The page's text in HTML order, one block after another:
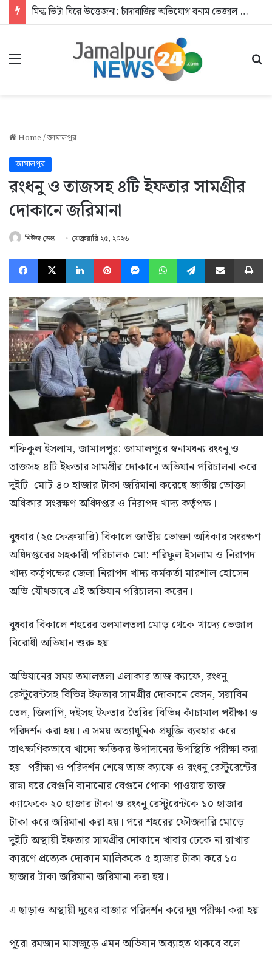
মিল্ক ভিটা ঘিরে উত্তেজনা: চাঁদাবাজির অভিযোগ বনাম ভেজাল দুধের জিডি
Menu
Home/জামালপুর
জামালপুর
রংধনু ও তাজসহ ৪টি ইফতার সামগ্রীর
দোকানে জরিমানা
নিউজ ডেস্ক ফেব্রুয়ারি ২৫, ২০২৬
Facebook
X LinkedInPinterestMessengerWhatsAppTelegramShare via Email
শফিকুল ইসলাম, জামালপুর: জামালপুরে স্বনামধন্য রংধনু ও
তাজসহ ৪টি ইফতার সামগ্রীর দোকানে অভিযান পরিচালনা করে
দুইটি মোট ৪০ হাজার টাকা জরিমানা করেছে জাতীয় ভোক্তা
অধিকার সংরক্ষণ অধিদপ্তর ও নিরাপদ খাদ্য কর্তৃপক্ষ।
বুধবার (২৫ ফেব্রুয়ারি) বিকালে জাতীয় ভোক্তা অধিকার সংরক্ষণ
অধিদপ্তরের সহকারী পরিচালক মো: শরিফুল ইসলাম ও নিরাপদ
খাদ্য কর্তৃপক্ষের জেলা নিরাপদ খাদ্য কর্মকর্তা মারশাল হোসেন
অভি যৌথভাবে এই অভিযান পরিচালনা করেন।
বুধবার বিকালে শহরের তলমালতলা মোড় থেকে খাদ্যে ভেজাল
বিরোধী অভিযান শুরু হয়।
অভিযানের সময় তমালতলা এলাকার তাজ ক্যাফে, রংধনু
রেস্টুরেন্টসহ বিভিন্ন ইফতার সামগ্রীর দোকানে বেসন, সয়াবিন
তেল, জিলাপি, দইসহ ইফতার তৈরির বিভিন্ন কাঁচামাল পরীক্ষা ও
পরিদর্শন করা হয়। এ সময় অত্যাধুনিক প্রযুক্তি ব্যবহার করে
তাৎক্ষণিকভাবে খাদ্যে ক্ষতিকর উপাদানের উপস্থিতি পরীক্ষা করা
হয়। পরীক্ষা ও পরিদর্শন শেষে তাজ ক্যাফে ও রংধনু রেস্টুরেন্টের
রান্না ঘরে বেগুনি বানানোর বেগুনে পোকা পাওয়ায় তাজ
ক্যাফেকে ২০ হাজার টাকা ও রংধনু রেস্টুরেন্টকে ১০ হাজার
টাকা করে জরিমানা করা হয়। পরে শহরের ফৌজদারি মোড়ে
দুইটি অস্থায়ী ইফতার সামগ্রীর দোকানে খাবার ঢেকে না রাখার
কারণে প্রত্যেক দোকান মালিককে ৫ হাজার টাকা করে ১০
হাজার টাকা জরিমানা জরিমানা করা হয়।
এ ছাড়াও অস্থায়ী দুধের বাজার পরিদর্শন করে দুধ পরীক্ষা করা হয়।
পুরো রমজান মাসজুড়ে এমন অভিযান অব্যাহত থাকবে বলে